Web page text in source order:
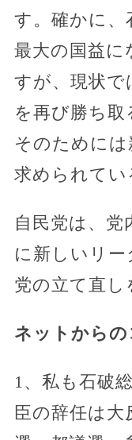
す。確かに、
最大の国益に
すが、現状で
を再び勝ち取
そのために
求められてい
自民党は、党
に新しいリー
党の立て直し
ネットからの
1、私も石破
臣の辞任は大